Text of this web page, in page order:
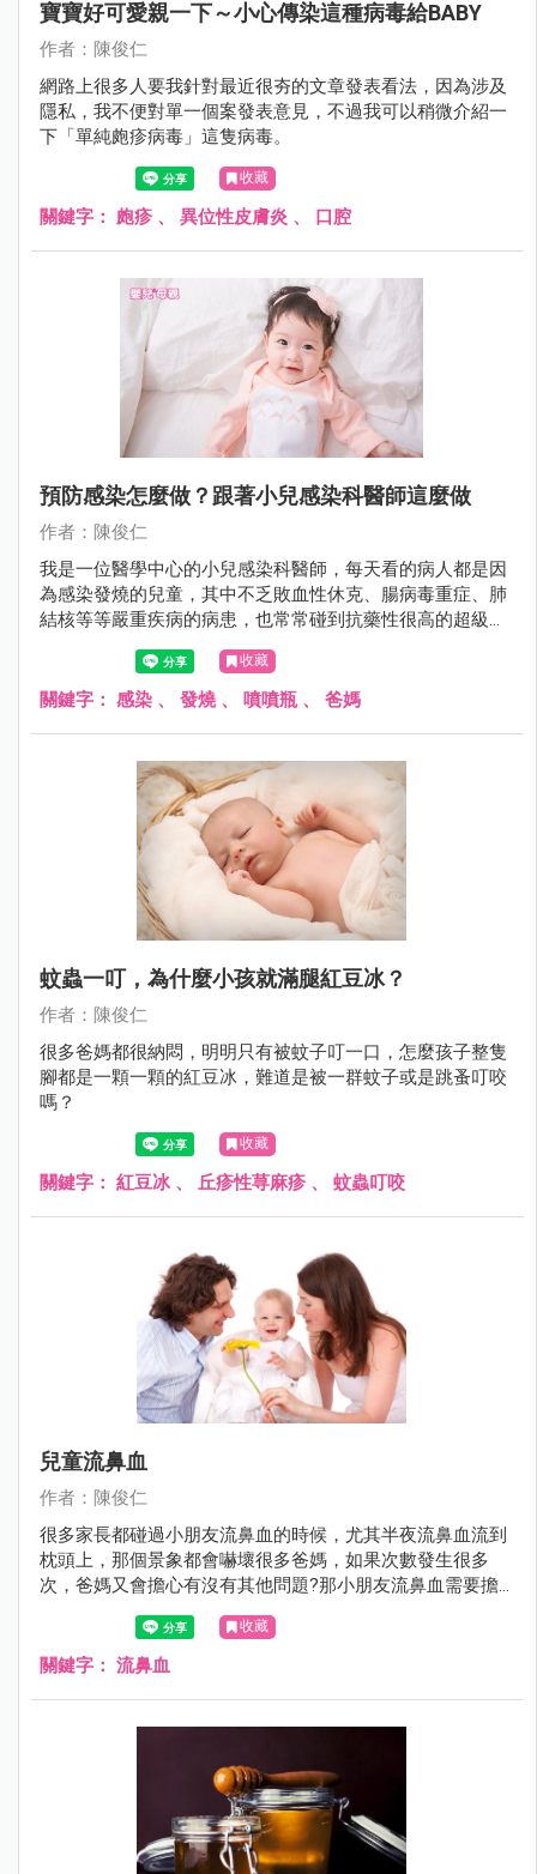
寶寶好可愛親一下～小心傳染這種病毒給BABY
作者：陳俊仁
網路上很多人要我針對最近很夯的文章發表看法，因為涉及
隱私，我不便對單一個案發表意見，不過我可以稍微介紹一
下「單純皰疹病毒」這隻病毒。
收藏
關鍵字： 皰疹 、 異位性皮膚炎 、 口腔
預防感染怎麼做？跟著小兒感染科醫師這麼做
作者：陳俊仁
我是一位醫學中心的小兒感染科醫師，每天看的病人都是因
為感染發燒的兒童，其中不乏敗血性休克、腸病毒重症、肺
結核等等嚴重疾病的病患，也常常碰到抗藥性很高的超級細
菌，偏偏我是兩個25周極度早產兒的爸爸，我都開玩笑說：
「我是個很髒的爸爸」，可是兩個寶寶卻是抵抗力很差的早
產兒，難道我都不要抱寶寶嗎？那我平常是怎麼做的呢？
收藏
關鍵字： 感染 、 發燒、 噴噴瓶 、 爸媽
蚊蟲一叮，為什麼小孩就滿腿紅豆冰？
作者：陳俊仁
很多爸媽都很納悶，明明只有被蚊子叮一口，怎麼孩子整隻
腳都是一顆一顆的紅豆冰，難道是被一群蚊子或是跳蚤叮咬
嗎？
收藏
關鍵字： 紅豆冰 、 丘疹性荨麻疹 、 蚊蟲叮咬
兒童流鼻血
作者：陳俊仁
很多家長都碰過小朋友流鼻血的時候，尤其半夜流鼻血流到
枕頭上，那個景象都會嚇壞很多爸媽，如果次數發生很多
次，爸媽又會擔心有沒有其他問題?那小朋友流鼻血需要擔
心什麼呢?那時後需要看醫師呢？
收藏
關鍵字： 流鼻血